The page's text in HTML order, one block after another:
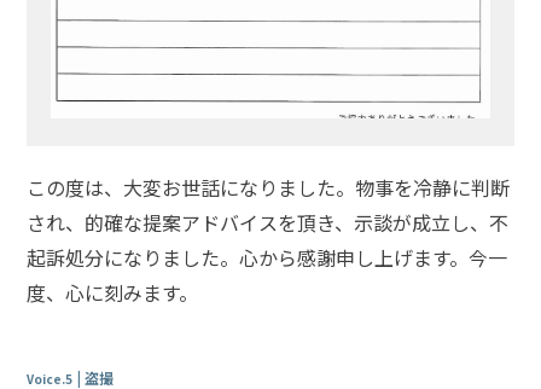
この度は、大変お世話になりました。物事を冷静に判断
され、的確な提案アドバイスを頂き、示談が成立し、不
起訴処分になりました。心から感謝申し上げます。今一
度、心に刻みます。
Voice.5 盗撮